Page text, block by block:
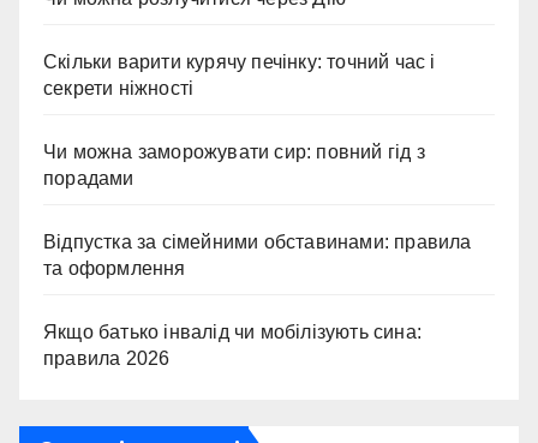
Скільки варити курячу печінку: точний час і
секрети ніжності
Чи можна заморожувати сир: повний гід з
порадами
Відпустка за сімейними обставинами: правила
та оформлення
Якщо батько інвалід чи мобілізують сина:
правила 2026